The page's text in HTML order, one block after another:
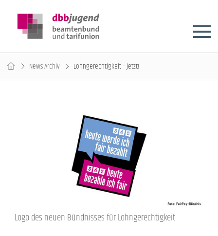
News-Archiv Lohngerechtigkeit – jetzt!
Logo des neuen Bündnisses für Lohngerechtigkeit